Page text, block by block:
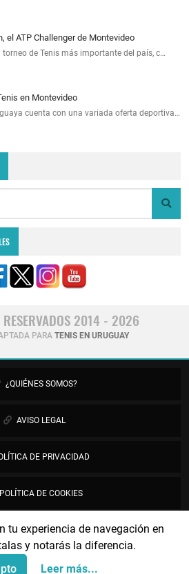
tu experiencia de navegación en
y notarás la diferencia.
Leer más...
el ATP Challenger de Montevideo
torneo de Tenis más importante del país, c…
en Montevideo
cuenta con una variada oferta deportiva…
2014 - 2026
PARA TENIS EN URUGUAY
¿QUIÉNES SOMOS?
AVISO LEGAL
DE PRIVACIDAD
POLÍTICA DE COOKIES
PUBLICIDAD
CONTÁCTANOS